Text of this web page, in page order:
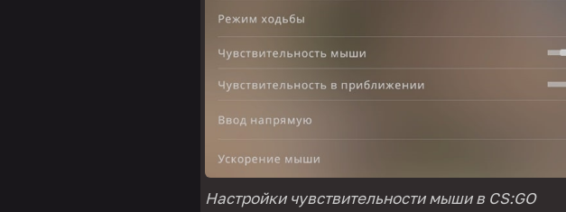
Настройки чувствительности мыши в CS:GO